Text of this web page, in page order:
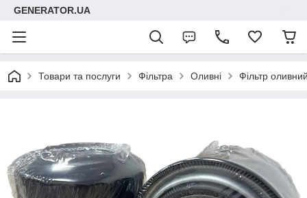
GENERATOR.UA
Товари та послуги Фільтра Оливні Фільтр